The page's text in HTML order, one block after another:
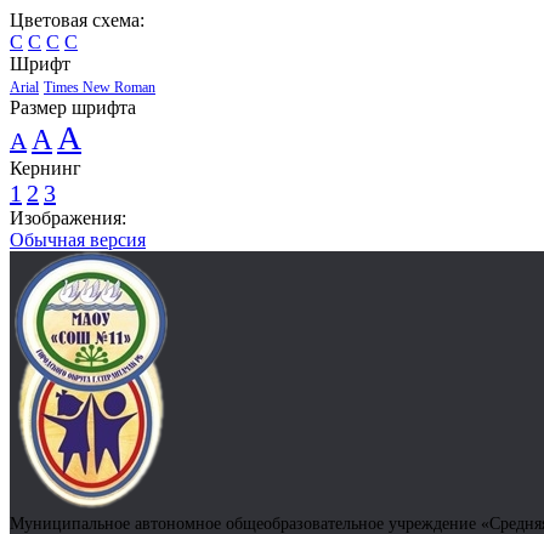
Цветовая схема:
C C C C
Шрифт
Arial Times New Roman
Размер шрифта
A A A
Кернинг
1 2 3
Изображения:
Обычная версия
Муниципальное автономное общеобразовательное учреждение